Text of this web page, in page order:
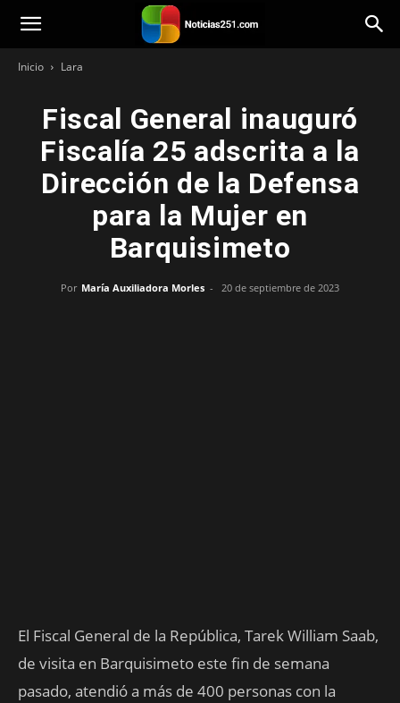
Noticias251
Inicio Lara
Fiscal General inauguró
Fiscalía 25 adscrita a la
Dirección de la Defensa
para la Mujer en
Barquisimeto
Por María Auxiliadora Morles - 20 de septiembre de 2023
El Fiscal General de la República, Tarek William Saab,
de visita en Barquisimeto este fin de semana
pasado, atendió a más de 400 personas con la